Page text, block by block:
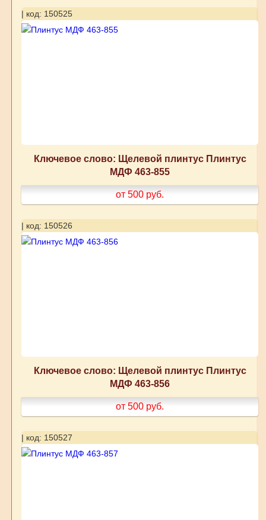
| код: 150525
Ключевое слово: Щелевой плинтус Плинтус
МДФ 463-855
от 500 руб.
| код: 150526
Ключевое слово: Щелевой плинтус Плинтус
МДФ 463-856
от 500 руб.
| код: 150527